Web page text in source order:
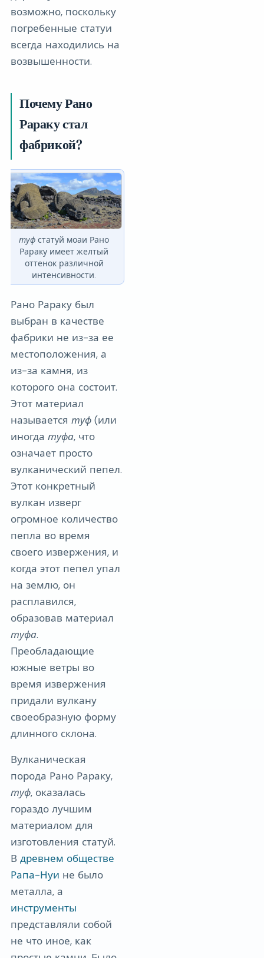
возможно, поскольку
погребенные статуи
всегда находились на
возвышенности.
Почему Рано
Рараку стал
фабрикой?
туф статуй моаи Рано
Рараку имеет желтый
оттенок различной
интенсивности.
Рано Рараку был
выбран в качестве
фабрики не из-за ее
местоположения, а
из-за камня, из
которого она состоит.
Этот материал
называется туф(или
иногда туфа, что
означает просто
вулканический пепел.
Этот конкретный
вулкан изверг
огромное количество
пепла во время
своего извержения, и
когда этот пепел упал
на землю, он
расплавился,
образовав материал
туфа.
Преобладающие
южные ветры во
время извержения
придали вулкану
своеобразную форму
длинного склона.
Вулканическая
порода Рано Рараку,
туф, оказалась
гораздо лучшим
материалом для
изготовления статуй.
В древнем обществе
Рапа-Нуи не было
металла, а
инструменты
представляли собой
не что иное, как